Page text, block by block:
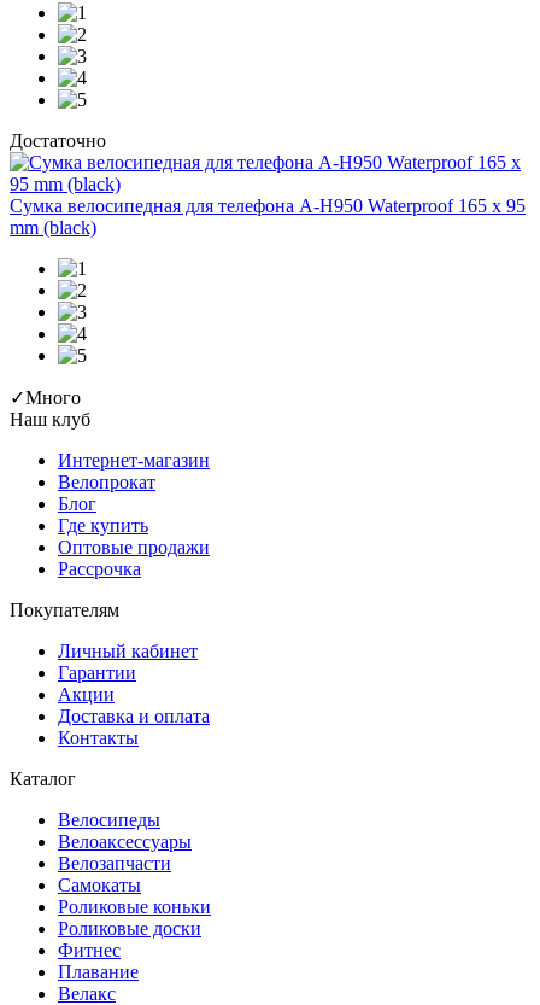
Достаточно
Сумка велосипедная для телефона A-H950 Waterproof 165 x 95
mm (black)
✓Много
Наш клуб
Интернет-магазин
Велопрокат
Блог
Где купить
Оптовые продажи
Рассрочка
Покупателям
Личный кабинет
Гарантии
Акции
Доставка и оплата
Контакты
Каталог
Велосипеды
Велоаксессуары
Велозапчасти
Самокаты
Роликовые коньки
Роликовые доски
Фитнес
Плавание
Велакс